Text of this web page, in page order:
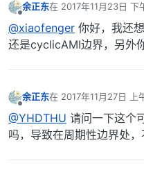
余正东在 2017年11月23日 下
最后由 编辑
@xiaofenger 你好，我还
还是cyclicAMI边界，另外
余正东在 2017年11月27日 上
最后由 编辑
@YHDTHU 请问一下这个
吗，导致在周期性边界处